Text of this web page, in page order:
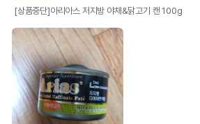
[상품중단]아리아스 저지방 야채&닭고기 캔 100g